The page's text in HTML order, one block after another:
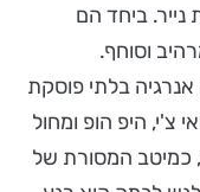
נייר. ביחד הם
מרהיב וסוחף.
בלתי פוסקת
צ'י, היפ הופ ומחול
כמיטב המסורת של